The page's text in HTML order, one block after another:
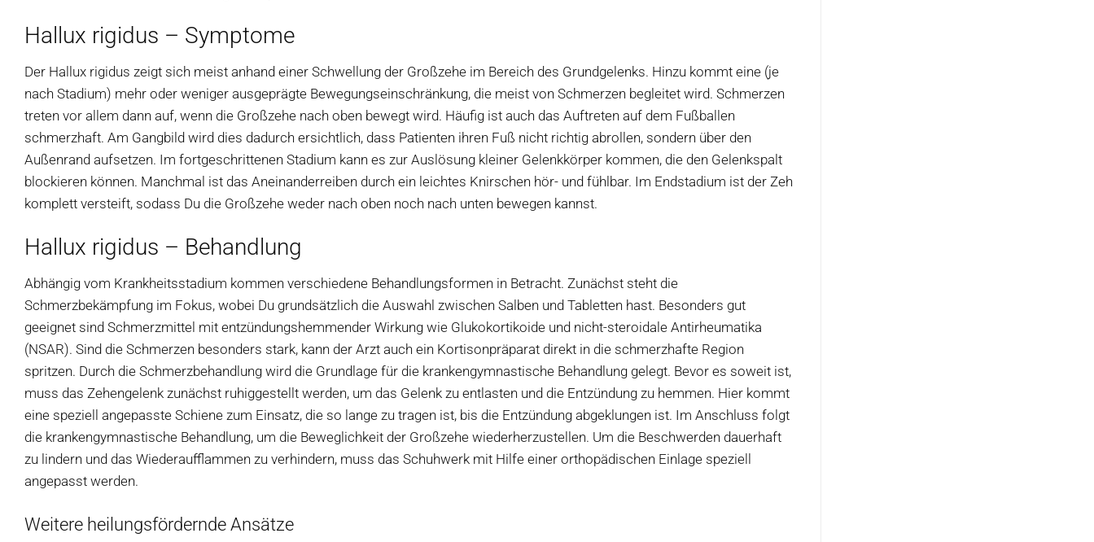
Hallux rigidus – Symptome
Der Hallux rigidus zeigt sich meist anhand einer Schwellung der Großzehe im Bereich des Grundgelenks. Hinzu kommt eine (je
nach Stadium) mehr oder weniger ausgeprägte Bewegungseinschränkung, die meist von Schmerzen begleitet wird. Schmerzen
treten vor allem dann auf, wenn die Großzehe nach oben bewegt wird. Häufig ist auch das Auftreten auf dem Fußballen
schmerzhaft. Am Gangbild wird dies dadurch ersichtlich, dass Patienten ihren Fuß nicht richtig abrollen, sondern über den
Außenrand aufsetzen. Im fortgeschrittenen Stadium kann es zur Auslösung kleiner Gelenkkörper kommen, die den Gelenkspalt
blockieren können. Manchmal ist das Aneinanderreiben durch ein leichtes Knirschen hör- und fühlbar. Im Endstadium ist der Zeh
komplett versteift, sodass Du die Großzehe weder nach oben noch nach unten bewegen kannst.
Hallux rigidus – Behandlung
Abhängig vom Krankheitsstadium kommen verschiedene Behandlungsformen in Betracht. Zunächst steht die
Schmerzbekämpfung im Fokus, wobei Du grundsätzlich die Auswahl zwischen Salben und Tabletten hast. Besonders gut
geeignet sind Schmerzmittel mit entzündungshemmender Wirkung wie Glukokortikoide und nicht-steroidale Antirheumatika
(NSAR). Sind die Schmerzen besonders stark, kann der Arzt auch ein Kortisonpräparat direkt in die schmerzhafte Region
spritzen. Durch die Schmerzbehandlung wird die Grundlage für die krankengymnastische Behandlung gelegt. Bevor es soweit ist,
muss das Zehengelenk zunächst ruhiggestellt werden, um das Gelenk zu entlasten und die Entzündung zu hemmen. Hier kommt
eine speziell angepasste Schiene zum Einsatz, die so lange zu tragen ist, bis die Entzündung abgeklungen ist. Im Anschluss folgt
die krankengymnastische Behandlung, um die Beweglichkeit der Großzehe wiederherzustellen. Um die Beschwerden dauerhaft
zu lindern und das Wiederaufflammen zu verhindern, muss das Schuhwerk mit Hilfe einer orthopädischen Einlage speziell
angepasst werden.
Weitere heilungsfördernde Ansätze